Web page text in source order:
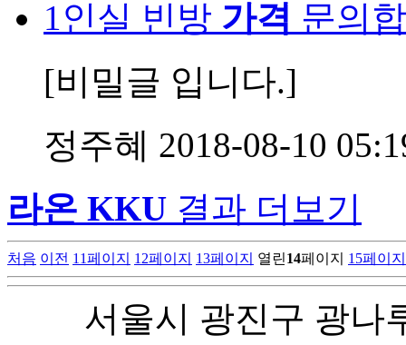
1인실 빈방 가격 문의
[비밀글 입니다.]
정주혜 2018-08-10
라온 KKU 결과 더보기
처음 이전 11페이지 12페이지 13페이지 열린14페이지 15페이지
서울시 광진구 광나